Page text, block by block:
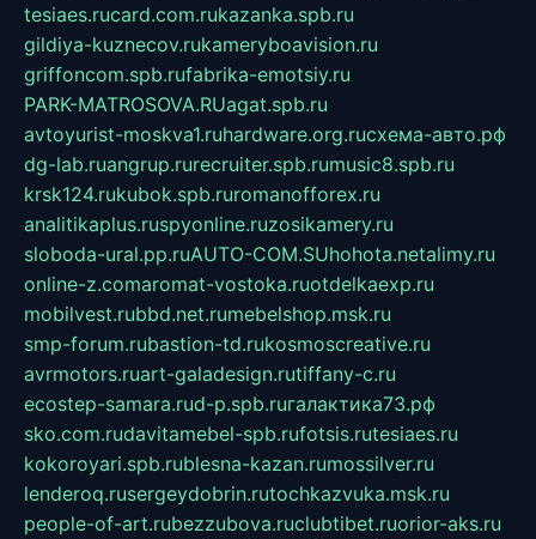
tesiaes.rucard.com.rukazanka.spb.ru
gildiya-kuznecov.rukameryboavision.ru
griffoncom.spb.rufabrika-emotsiy.ru
PARK-MATROSOVA.RUagat.spb.ru
avtoyurist-moskva1.ruhardware.org.ruсхема-авто.рф
dg-lab.ruangrup.rurecruiter.spb.rumusic8.spb.ru
krsk124.rukubok.spb.ruromanofforex.ru
analitikaplus.ruspyonline.ruzosikamery.ru
sloboda-ural.pp.ruAUTO-COM.SUhohota.netalimy.ru
online-z.comaromat-vostoka.ruotdelkaexp.ru
mobilvest.rubbd.net.rumebelshop.msk.ru
smp-forum.rubastion-td.rukosmoscreative.ru
avrmotors.ruart-galadesign.rutiffany-c.ru
ecostep-samara.rud-p.spb.ruгалактика73.рф
sko.com.rudavitamebel-spb.rufotsis.rutesiaes.ru
kokoroyari.spb.rublesna-kazan.rumossilver.ru
lenderoq.rusergeydobrin.rutochkazvuka.msk.ru
people-of-art.rubezzubova.ruclubtibet.ruorior-aks.ru